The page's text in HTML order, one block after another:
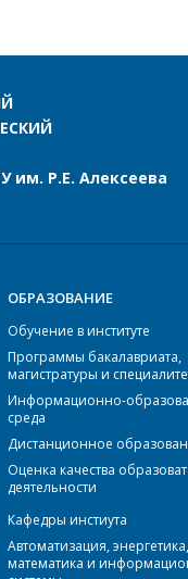
им. Р.Е. Алексеева
ОБРАЗОВАНИЕ
Обучение в институте
Программы бакалавриата,
магистратуры и
Информационно-
среда
Дистанционное
Оценка качества
деятельности
Кафедры инстиута
Автоматизация, энергетика,
математика и